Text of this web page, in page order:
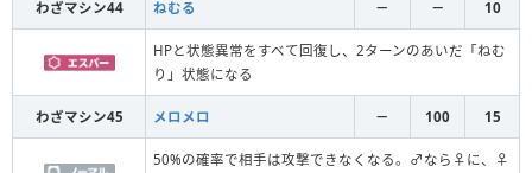
わざマシン44 ねむる － － 10
HPと状態異常をすべて回復し、2ターンのあいだ「ねむ
り」状態になる
わざマシン45 メロメロ － 100 15
50%の確率で相手は攻撃できなくなる。♂なら♀に、♀